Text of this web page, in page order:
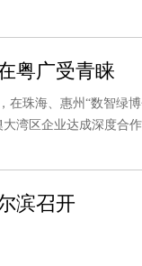
粤广受青睐
珠海、惠州“数智绿博
湾区企业达成深度合
滨召开